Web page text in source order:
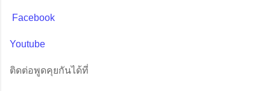
Facebook
Youtube
ติดต่อพูดคุยกันได้ที่